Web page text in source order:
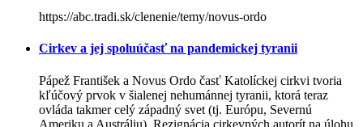
https://abc.tradi.sk/clenenie/temy/novus-ordo
Cirkev a jej spoluúčasť na pandemickej tyranii
Pápež František a Novus Ordo časť Katolíckej cirkvi tvoria
kľúčový prvok v šialenej nehumánnej tyranii, ktorá teraz
ovláda takmer celý západný svet (tj. Európu, Severnú
Ameriku a Austráliu). Rezignácia cirkevných autorít na úlohu